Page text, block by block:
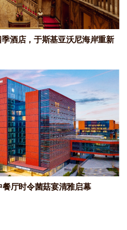
酒店，于斯基亚沃尼海岸重新
厅时令菌菇宴清雅启幕